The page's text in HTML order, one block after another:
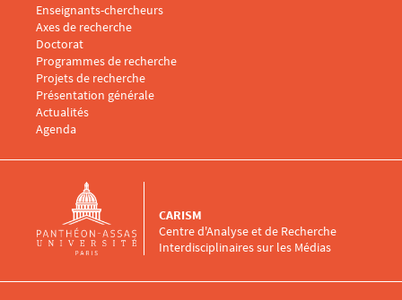
Enseignants-chercheurs
Menu footer CARISM 3
Axes de recherche
Doctorat
Programmes de recherche
Projets de recherche
Présentation générale
Menu footer CARISM 4
Actualités
Agenda
Centre d'Analyse et de Recherche
Interdisciplinaires sur les Médias
CARISM